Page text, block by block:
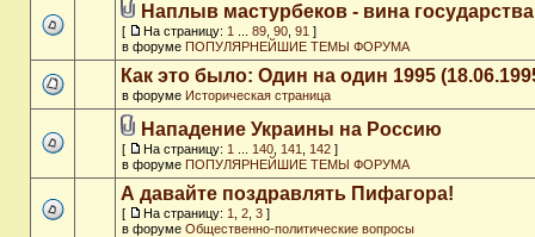
Наплыв мастурбеков - вина государства
[ На страницу: 1 89 90 91 ]
в форуме ПОПУЛЯРНЕЙШИЕ ТЕМЫ ФОРУМА
Как это было: Один на один 1995
в форуме Историческая страница
Нападение Украины на Россию
[ На страницу: 1 140 141 142 ]
в форуме ПОПУЛЯРНЕЙШИЕ ТЕМЫ ФОРУМА
А давайте поздравлять Пифагора!
[ На страницу: 1 2 3 ]
в форуме Общественно-политические вопросы